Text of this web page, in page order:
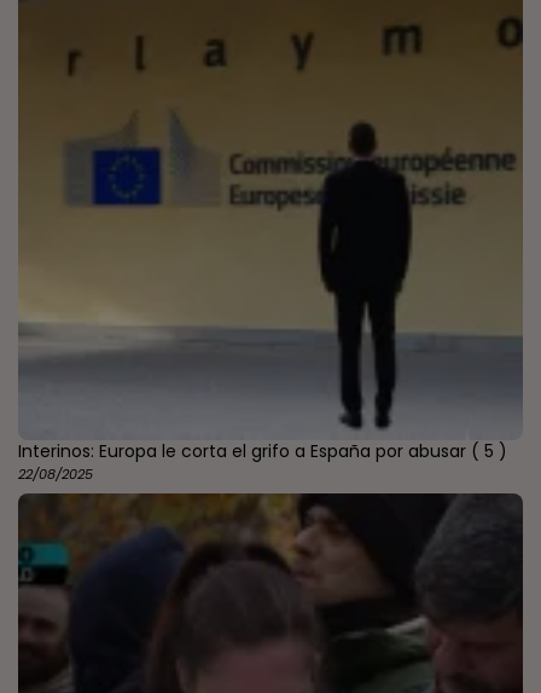
Interinos: Europa le corta el grifo a España por abusar ( 5 )
22/08/2025